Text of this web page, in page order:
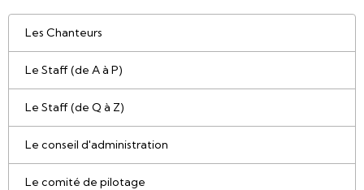
Les Chanteurs
Le Staff (de A à P)
Le Staff (de Q à Z)
Le conseil d'administration
Le comité de pilotage